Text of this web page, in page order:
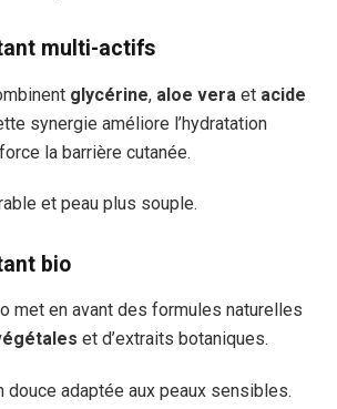
multi-actifs
glycérine, aloe vera et acide
synergie améliore l’hydratation
la barrière cutanée.
et peau plus souple.
bio
met en avant des formules naturelles
et d’extraits botaniques.
douce adaptée aux peaux sensibles.